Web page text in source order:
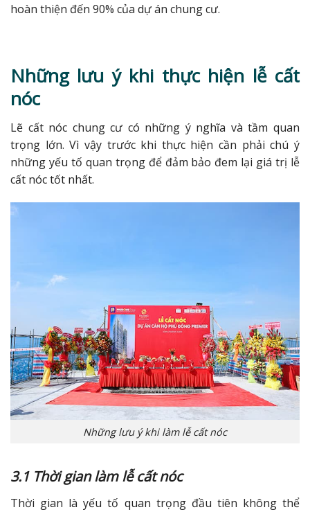
hoàn thiện đến 90% của dự án chung cư.
Những lưu ý khi thực hiện lễ cất
nóc
Lẽ cất nóc chung cư có những ý nghĩa và tầm quan
trọng lớn. Vì vậy trước khi thực hiện cần phải chú ý
những yếu tố quan trọng để đảm bảo đem lại giá trị lễ
cất nóc tốt nhất.
Những lưu ý khi làm lễ cất nóc
3.1 Thời gian làm lễ cất nóc
Thời gian là yếu tố quan trọng đầu tiên không thể